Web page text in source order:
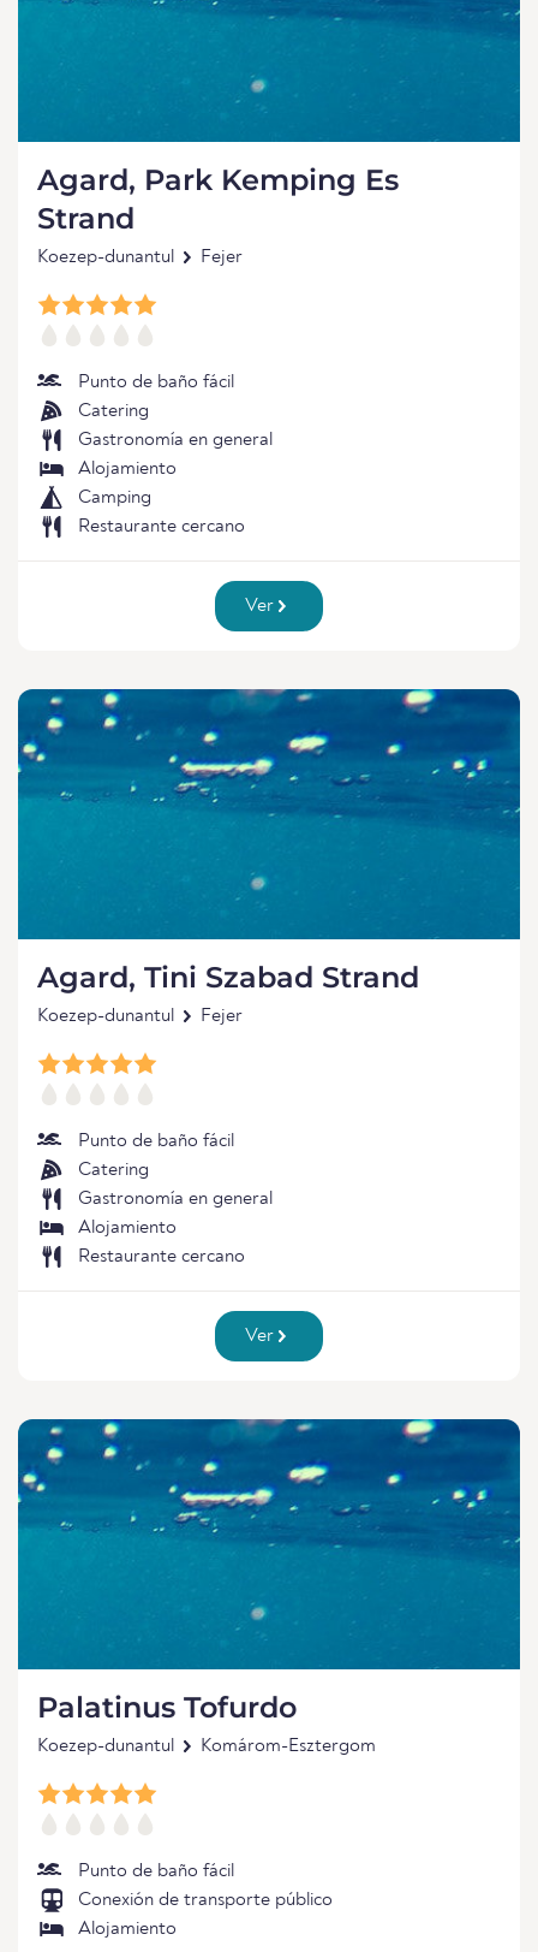
Agard, Park Kemping Es
Strand
Koezep-dunantul Fejer
Punto de baño fácil
Catering
Gastronomía en general
Alojamiento
Camping
Restaurante cercano
Ver
Agard, Tini Szabad Strand
Koezep-dunantul Fejer
Punto de baño fácil
Catering
Gastronomía en general
Alojamiento
Restaurante cercano
Ver
Palatinus Tofurdo
Koezep-dunantul Komárom-Esztergom
Punto de baño fácil
Conexión de transporte público
Alojamiento